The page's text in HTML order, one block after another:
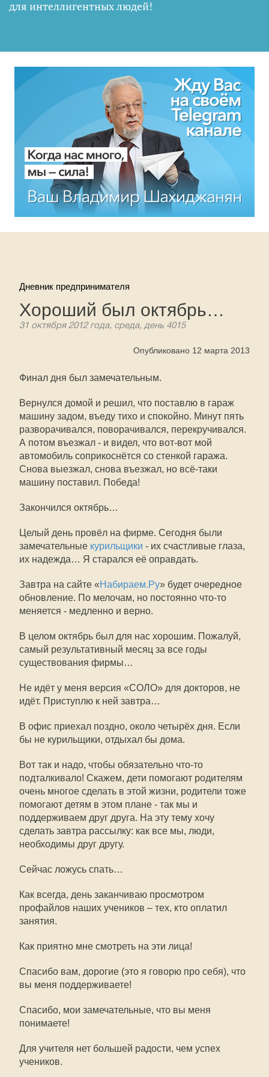
для интеллигентных людей!
Дневник предпринимателя
Хороший был октябрь…
31 октября 2012 года, среда, день 4015
Опубликовано 12 марта 2013
Финал дня был замечательным.
Вернулся домой и решил, что поставлю в гараж
машину задом, въеду тихо и спокойно. Минут пять
разворачивался, поворачивался, перекручивался.
А потом въезжал - и видел, что вот-вот мой
автомобиль соприкоснётся со стенкой гаража.
Снова выезжал, снова въезжал, но всё-таки
машину поставил. Победа!
Закончился октябрь…
Целый день провёл на фирме. Сегодня были
замечательные курильщики - их счастливые глаза,
их надежда… Я старался её оправдать.
Завтра на сайте «Набираем.Ру» будет очередное
обновление. По мелочам, но постоянно что-то
меняется - медленно и верно.
В целом октябрь был для нас хорошим. Пожалуй,
самый результативный месяц за все годы
существования фирмы…
Не идёт у меня версия «СОЛО» для докторов, не
идёт. Приступлю к ней завтра…
В офис приехал поздно, около четырёх дня. Если
бы не курильщики, отдыхал бы дома.
Вот так и надо, чтобы обязательно что-то
подталкивало! Скажем, дети помогают родителям
очень многое сделать в этой жизни, родители тоже
помогают детям в этом плане - так мы и
поддерживаем друг друга. На эту тему хочу
сделать завтра рассылку: как все мы, люди,
необходимы друг другу.
Сейчас ложусь спать…
Как всегда, день заканчиваю просмотром
профайлов наших учеников – тех, кто оплатил
занятия.
Как приятно мне смотреть на эти лица!
Спасибо вам, дорогие (это я говорю про себя), что
вы меня поддерживаете!
Спасибо, мои замечательные, что вы меня
понимаете!
Для учителя нет большей радости, чем успех
учеников.